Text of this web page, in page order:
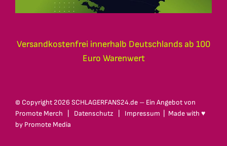
Versandkostenfrei innerhalb Deutschlands ab 100
Euro Warenwert
© Copyright 2026 SCHLAGERFANS24.de – Ein Angebot von
Promote Merch
Datenschutz Impressum | Made with ♥
by Promote Media